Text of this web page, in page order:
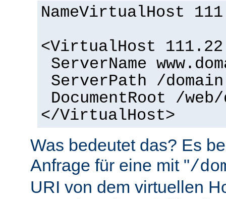
NameVirtualHost
<VirtualHost
ServerName
ServerPath /domain
DocumentRoot /web/
</VirtualHost>
Was bedeutet das? Es
Anfrage für eine mit "/
URI von dem virtuellen